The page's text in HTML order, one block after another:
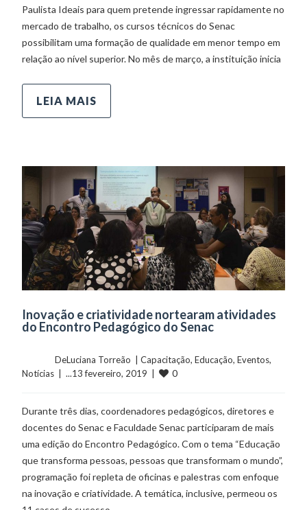
Paulista Ideais para quem pretende ingressar rapidamente no
mercado de trabalho, os cursos técnicos do Senac
possibilitam uma formação de qualidade em menor tempo em
relação ao nível superior. No mês de março, a instituição inicia
LEIA MAIS
Inovação e criatividade nortearam atividades
do Encontro Pedagógico do Senac
	    	DeLuciana Torreão  |
Capacitação, Educação, Eventos
Notícias
  |  ...13 fevereiro, 2019  |
0
Durante três dias, coordenadores pedagógicos, diretores e
docentes do Senac e Faculdade Senac participaram de mais
uma edição do Encontro Pedagógico. Com o tema “Educação
que transforma pessoas, pessoas que transformam o mundo”,
programação foi repleta de oficinas e palestras com enfoque
na inovação e criatividade. A temática, inclusive, permeou os